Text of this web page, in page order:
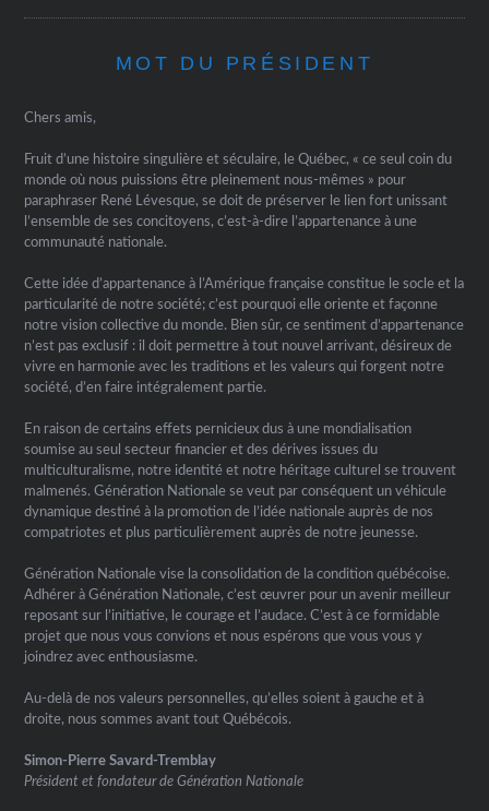
MOT DU PRÉSIDENT
Chers amis,
Fruit d’une histoire singulière et séculaire, le Québec, « ce seul coin du
monde où nous puissions être pleinement nous-mêmes » pour
paraphraser René Lévesque, se doit de préserver le lien fort unissant
l’ensemble de ses concitoyens, c’est-à-dire l’appartenance à une
communauté nationale.
Cette idée d’appartenance à l’Amérique française constitue le socle et la
particularité de notre société; c’est pourquoi elle oriente et façonne
notre vision collective du monde. Bien sûr, ce sentiment d’appartenance
n’est pas exclusif : il doit permettre à tout nouvel arrivant, désireux de
vivre en harmonie avec les traditions et les valeurs qui forgent notre
société, d’en faire intégralement partie.
En raison de certains effets pernicieux dus à une mondialisation
soumise au seul secteur financier et des dérives issues du
multiculturalisme, notre identité et notre héritage culturel se trouvent
malmenés. Génération Nationale se veut par conséquent un véhicule
dynamique destiné à la promotion de l’idée nationale auprès de nos
compatriotes et plus particulièrement auprès de notre jeunesse.
Génération Nationale vise la consolidation de la condition québécoise.
Adhérer à Génération Nationale, c’est œuvrer pour un avenir meilleur
reposant sur l’initiative, le courage et l’audace. C’est à ce formidable
projet que nous vous convions et nous espérons que vous vous y
joindrez avec enthousiasme.
Au-delà de nos valeurs personnelles, qu’elles soient à gauche et à
droite, nous sommes avant tout Québécois.
Simon-Pierre Savard-Tremblay
Président et fondateur de Génération Nationale